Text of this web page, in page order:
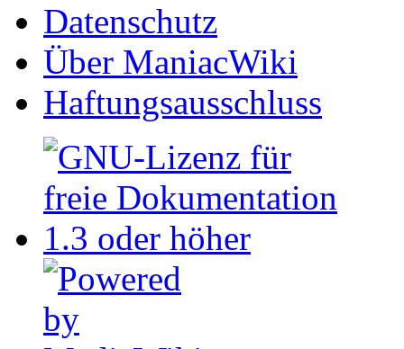
Datenschutz
Über ManiacWiki
Haftungsausschluss